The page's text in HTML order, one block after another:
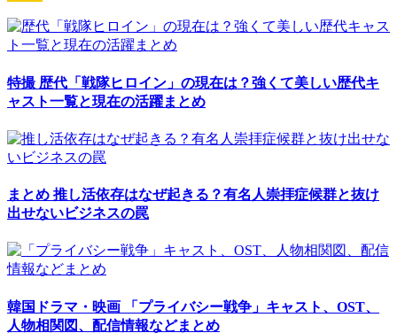
特撮 歴代「戦隊ヒロイン」の現在は？強くて美しい歴代キ
ャスト一覧と現在の活躍まとめ
まとめ 推し活依存はなぜ起きる？有名人崇拝症候群と抜け
出せないビジネスの罠
韓国ドラマ・映画 「プライバシー戦争」キャスト、OST、
人物相関図、配信情報などまとめ